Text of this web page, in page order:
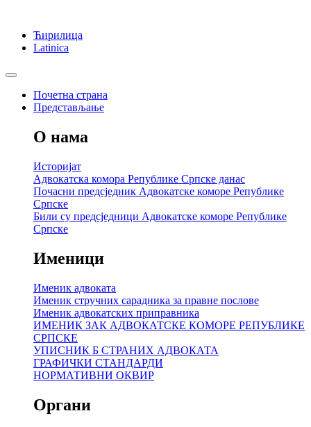
Ћирилица
Latinica
Почетна страна
Представљање
О нама
Историјат
Адвокатска комора Републике Српске данас
Почасни предсједник Адвокатске коморе Републике
Српске
Били су предсједници Адвокатске коморе Републике
Српске
Именици
Именик адвоката
Именик стручних сарадника за правне послове
Именик адвокатских приправника
ИМЕНИК ЗАК АДВОКАТСКЕ КОМОРЕ РЕПУБЛИКЕ
СРПСКЕ
УПИСНИК Б СТРАНИХ АДВОКАТА
ГРАФИЧКИ СТАНДАРДИ
НОРМАТИВНИ ОКВИР
Органи